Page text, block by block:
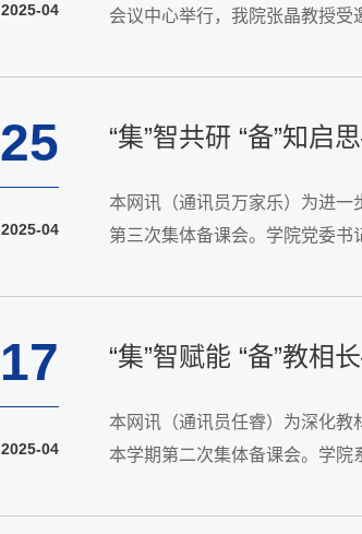
2025-04
会议中心举行，我院张晶教授
25
2025-04
“集”智共研 “备”知
本网讯（通讯员万家乐）为进一
第三次集体备课会。学院党委
17
2025-04
“集”智赋能 “备”教
本网讯（通讯员任睿）为深化
本学期第二次集体备课会。学院